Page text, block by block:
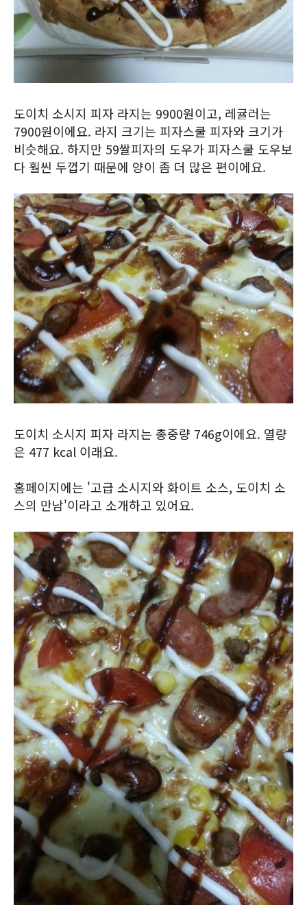
도이치 소시지 피자 라지는 9900원이고, 레귤러는
7900원이에요. 라지 크기는 피자스쿨 피자와 크기가
비슷해요. 하지만 59쌀피자의 도우가 피자스쿨 도우보
다 훨씬 두껍기 때문에 양이 좀 더 많은 편이에요.
도이치 소시지 피자 라지는 총중량 746g이에요. 열량
은 477 kcal 이래요.
홈페이지에는 '고급 소시지와 화이트 소스, 도이치 소
스의 만남'이라고 소개하고 있어요.